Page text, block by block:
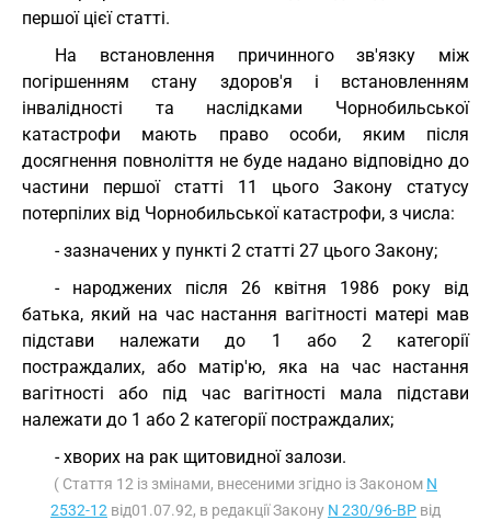
першої цієї статті.
На встановлення причинного зв'язку між
погіршенням стану здоров'я і встановленням
інвалідності та наслідками Чорнобильської
катастрофи мають право особи, яким після
досягнення повноліття не буде надано відповідно до
частини першої статті 11 цього Закону статусу
потерпілих від Чорнобильської катастрофи, з числа:
- зазначених у пункті 2 статті 27 цього Закону;
- народжених після 26 квітня 1986 року від
батька, який на час настання вагітності матері мав
підстави належати до 1 або 2 категорії
постраждалих, або матір'ю, яка на час настання
вагітності або під час вагітності мала підстави
належати до 1 або 2 категорії постраждалих;
- хворих на рак щитовидної залози.
( Стаття 12 із змінами, внесеними згідно із Законом N
2532-12 від01.07.92, в редакції Закону N 230/96-ВР від